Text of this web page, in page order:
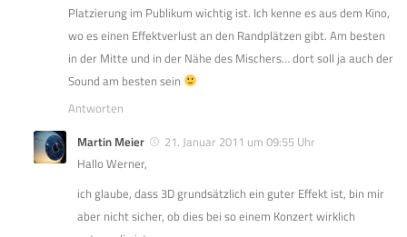
Platzierung im Publikum wichtig ist. Ich kenne es aus dem Kino,
wo es einen Effektverlust an den Randplätzen gibt. Am besten
in der Mitte und in der Nähe des Mischers… dort soll ja auch der
Sound am besten sein
Antworten
Martin Meier
21. Januar 2011 um 09:55 Uhr
Hallo Werner,
ich glaube, dass 3D grundsätzlich ein guter Effekt ist, bin mir
aber nicht sicher, ob dies bei so einem Konzert wirklich